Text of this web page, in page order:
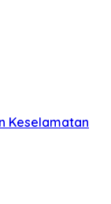
Keselamatan